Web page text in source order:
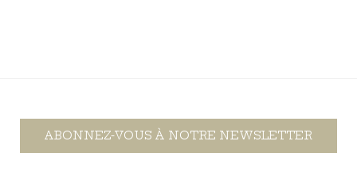
ABONNEZ-VOUS À NOTRE NEWSLETTER